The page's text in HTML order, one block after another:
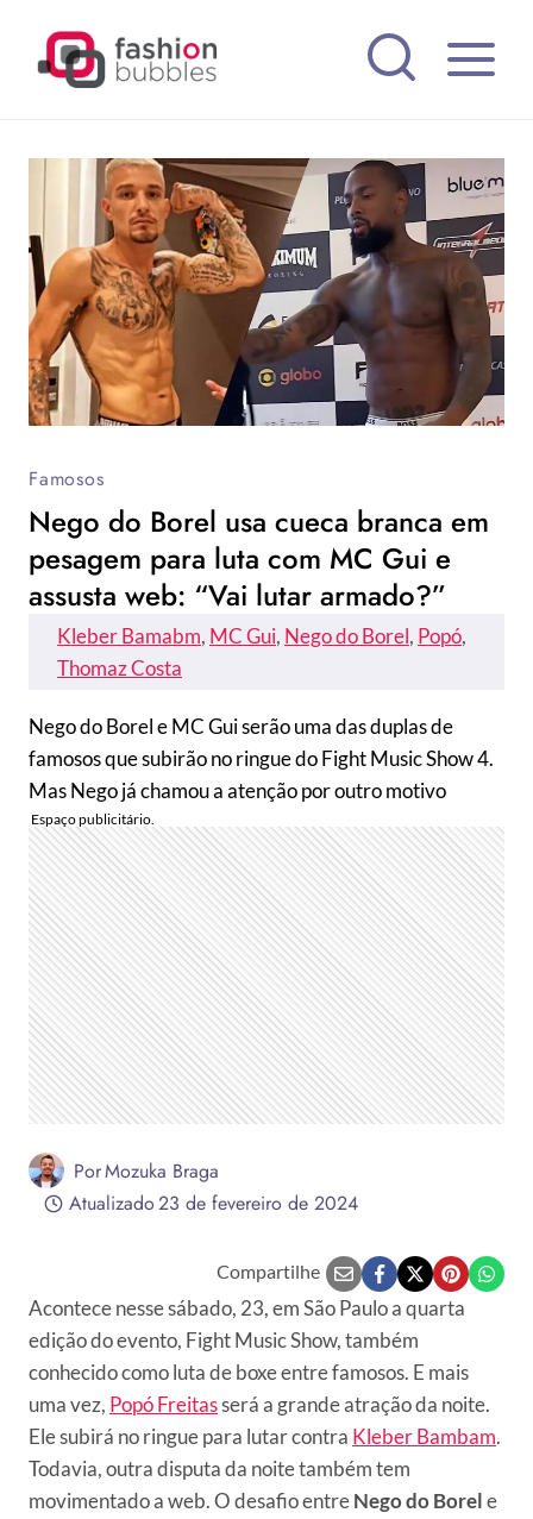
Famosos
Nego do Borel usa cueca branca em
pesagem para luta com MC Gui e
assusta web: “Vai lutar armado?”
Kleber Bamabm, MC Gui, Nego do Borel, Popó
Thomaz Costa
Nego do Borel e MC Gui serão uma das duplas de
famosos que subirão no ringue do Fight Music Show 4.
Mas Nego já chamou a atenção por outro motivo
PorMozuka Braga
Atualizado23 de fevereiro de 2024
Compartilhe
Acontece nesse sábado, 23, em São Paulo a quarta
edição do evento, Fight Music Show, também
conhecido como luta de boxe entre famosos. E mais
uma vez, Popó Freitasserá a grande atração da noite.
Ele subirá no ringue para lutar contra Kleber Bambam.
Todavia, outra disputa da noite também tem
movimentado a web. O desafio entreNego do Borele